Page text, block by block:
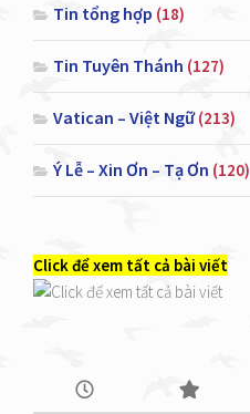
Tin tổng hợp (18)
Tin Tuyên Thánh (127)
Vatican – Việt Ngữ(213)
Ý Lễ – Xin Ơn – Tạ Ơn (120)
Click để xem tất cả bài viết